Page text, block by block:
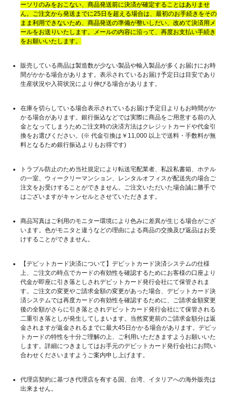
ーソリのみをおこない、商品発送前に決済が確定することはありませ
ん。ご注文から発送までに25日を超える場合は、最初のお手続きをその
まま利用できないため、商品発送の準備が整いしだい、改めて決済用メ
ールをお送りいたします。メールの内容に沿って、再度お支払い手続き
をお願いいたします。
販売している商品は製造数が少ない製品や輸入製品が多くお届けにお時
間がかかる場合があります。表示されているお届け予定日は目安であり
生産状況や入荷状況により伸びる場合があります。
在庫を切らしている場合表示されているお届け予定日よりもお時間がか
かる場合があります。銀行振込などでは実際に商品をご用意する前の入
金となってしまうためご注文時の決済方法はクレジットカードや代金引
換をお選びください。(※ 代金引換は￥11,000 以上で送料・手数料が無
料となるため銀行振込よりもお得です)
トラブル防止のため当社規定により転送宅配業者、私設私書箱、ホテル
の一室、ウィークリーマンション、レンタルオフィスが配送先の場合ご
注文をお受けすることができません。ご注文いただいた場合誠に勝手で
はございますがキャンセルとさせていただきます。
商品写真はご利用のモニター環境により色みに差異が生じる場合がござ
います。色がモニタと違うなどの理由による商品の交換及び返品はお受
けすることができません。
【デビットカード決済について】デビットカード決済システムの仕様
上、ご注文の時点でカードの有効性を確認するためにお客様の口座より
代金が即座に引き落としされデビットカード発行会社にて保管されま
す。ご注文の変更やご請求金額の変更があった場合、デビットカード決
済システムでは再度カードの有効性を確認するために、ご請求金額変更
後の全額がさらに引き落とされデビットカード発行会社にて保管される
二重引き落としが発生してしまいます。当然変更前のご請求金額分は返
金されますが返金されるまでに最大45日かかる場合があります。デビッ
トカードの特性を十分ご理解の上、ご利用いただきますようお願いいた
します。詳細につきましてはお手元のデビットカード発行会社にお問い
合わせくださいますようご案内申し上げます。
代理店契約に基づき代理店を有する国、台湾、イタリアへの海外販売は
出来ません。